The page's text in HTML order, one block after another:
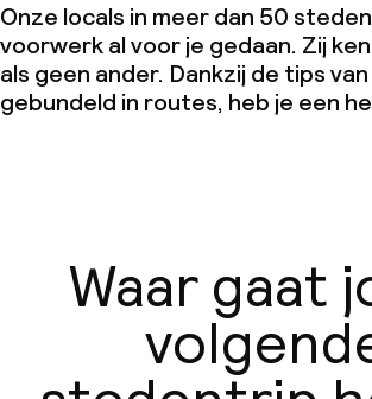
Onze locals in meer dan 50
voorwerk al voor je gedaan. Zij
als geen ander. Dankzij de tips
gebundeld in routes, heb je een
Waar gaat